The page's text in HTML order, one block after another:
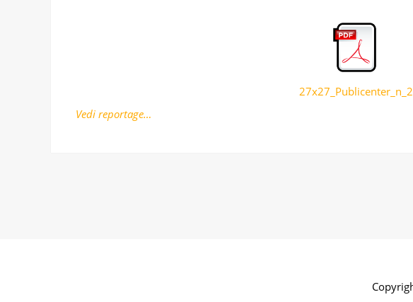
27x27_Publicenter_n_2
Vedi reportage…